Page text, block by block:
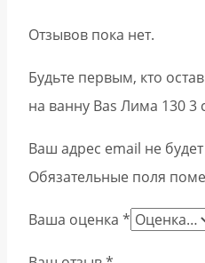
Отзывов пока нет.
Будьте первым, кто
на ванну Bas Лима 130 3
Ваш адрес email не
Обязательные поля
Ваша оценка *